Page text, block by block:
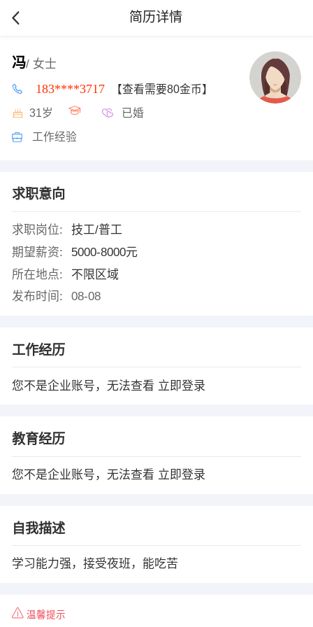
简历详情
冯/ 女士
183****3717 【查看需要80金币】
31岁 已婚
工作经验
求职意向
求职岗位:
技工/普工
期望薪资:
5000-8000元
所在地点:
不限区域
发布时间:
08-08
工作经历
您不是企业账号，无法查看 立即登录
教育经历
您不是企业账号，无法查看 立即登录
自我描述
学习能力强，接受夜班，能吃苦
温馨提示